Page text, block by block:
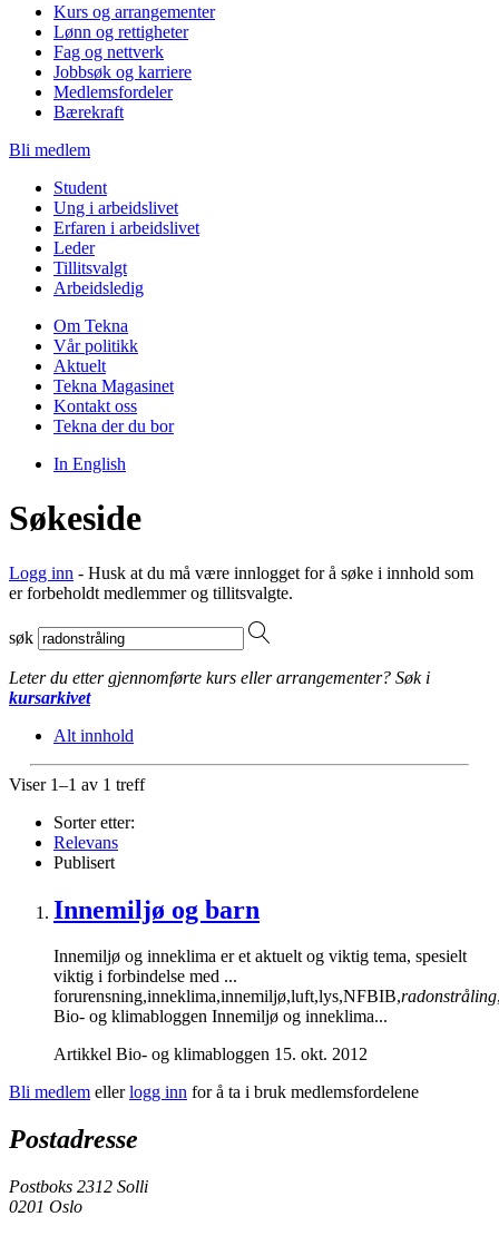
Kurs og arrangementer
Lønn og rettigheter
Fag og nettverk
Jobbsøk og karriere
Medlemsfordeler
Bærekraft
Bli medlem
Student
Ung i arbeidslivet
Erfaren i arbeidslivet
Leder
Tillitsvalgt
Arbeidsledig
Om Tekna
Vår politikk
Aktuelt
Tekna Magasinet
Kontakt oss
Tekna der du bor
In English
Søkeside
Logg inn - Husk at du må være innlogget for å søke i innhold som
er forbeholdt medlemmer og tillitsvalgte.
søk
Leter du etter gjennomførte kurs eller arrangementer? Søk i
kursarkivet
Alt innhold
Viser 1–1 av 1 treff
Sorter etter:
Relevans
Publisert
Innemiljø og barn
Innemiljø og inneklima er et aktuelt og viktig tema, spesielt
viktig i forbindelse med ...
forurensning,inneklima,innemiljø,luft,lys,NFBIB,radonstråling
Bio- og klimabloggen Innemiljø og inneklima...
Artikkel Bio- og klimabloggen 15. okt. 2012
Bli medlem ellerlogg inn for å ta i bruk medlemsfordelene
Postadresse
Postboks 2312 Solli
0201 Oslo